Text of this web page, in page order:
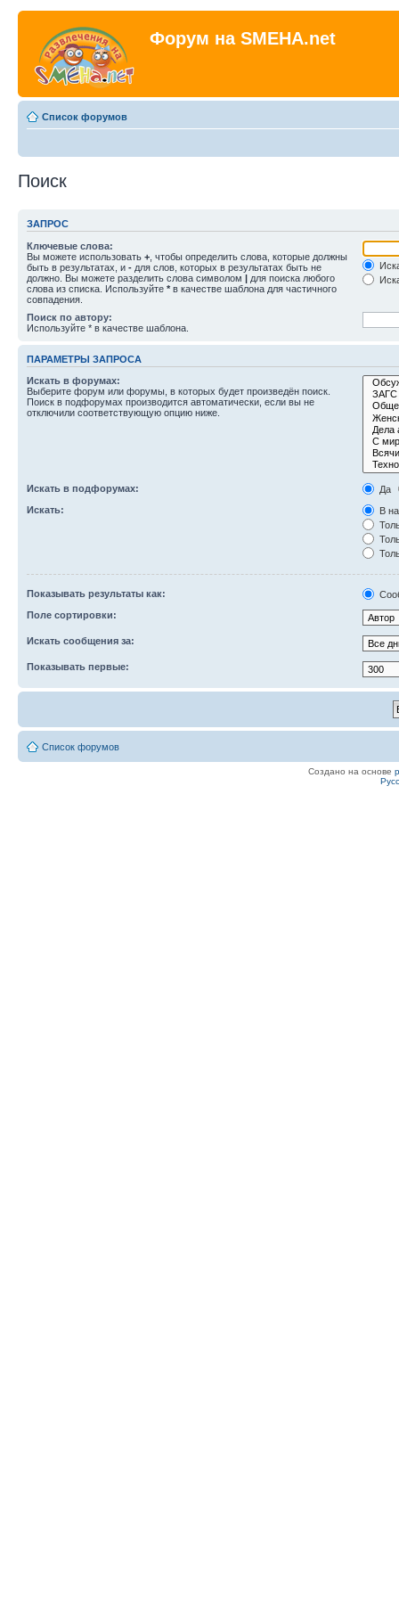
Форум на SMEHA.net
Список форумов
Поиск
ЗАПРОС
Ключевые слова:
Вы можете использовать + , чтобы определить слова, которые должны
быть в результатах, и - для слов, которых в результатах быть не
должно. Вы можете разделить слова символом | для поиска любого
слова из списка. Используйте * в качестве шаблона для частичного
совпадения.
Поиск по автору:
Используйте * в качестве шаблона.
ПАРАМЕТРЫ ЗАПРОСА
Искать в форумах:
Выберите форум или форумы, в которых будет произведён поиск.
Поиск в подфорумах производится автоматически, если вы не
отключили соответствующую опцию ниже.
Искать в подфорумах:
Да
Искать:
В
Показывать результаты как:
Поле сортировки:
Искать сообщения за:
Показывать первые:
Список форумов
Создано на основе